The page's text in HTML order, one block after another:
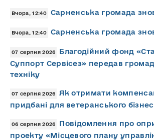
Вчора, 12:40 Сарненська громада
Вчора, 12:40 Сарненська громада
07 серпня 2026
Благодійний фонд
Суппорт Сервісез» передав
техніку
07 серпня 2026
Як отримати
придбані для ветеранського
06 серпня 2026
Повідомлення про
проекту «Місцевого плану